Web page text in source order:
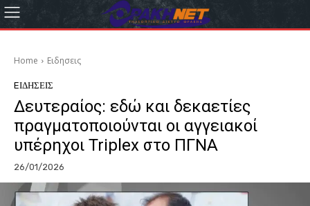
Home Eιδησεις
EΙΔΗΣΕΙΣ
Δευτεραίος: εδώ και δεκαετίες
πραγματοποιούνται οι αγγειακοί
υπέρηχοι Triplex στο ΠΓΝΑ
26/01/2026